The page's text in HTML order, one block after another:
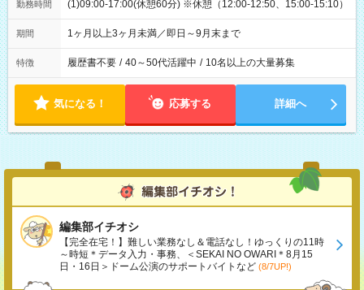
勤務時間 (1)09:00-17:00(休憩60分) ※休憩（12:00-12:50、15:00-15:10）
期間 1ヶ月以上3ヶ月未満／即日～9月末まで
特徴 履歴書不要 / 40～50代活躍中 / 10名以上の大量募集
気になる！ 応募する 詳細へ
編集部イチオシ
【完全在宅！】難しい業務なし＆電話なし！ゆっくりの11時
～時短＊データ入力・事務、＜SEKAI NO OWARI＊8月15
日・16日＞ドーム公演のサポートバイトなど (8/7UP!)